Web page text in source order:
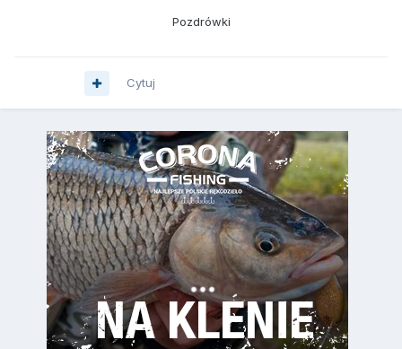
Pozdrówki
Cytuj